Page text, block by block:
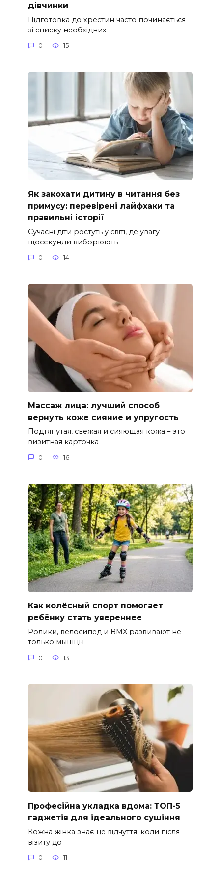
дівчинки
Підготовка до хрестин часто починається
зі списку необхідних
0 15
Як закохати дитину в читання без
примусу: перевірені лайфхаки та
правильні історії
Сучасні діти ростуть у світі, де увагу
щосекунди виборюють
0 14
Массаж лица: лучший способ
вернуть коже сияние и упругость
Подтянутая, свежая и сияющая кожа – это
визитная карточка
0 16
Как колёсный спорт помогает
ребёнку стать увереннее
Ролики, велосипед и BMX развивают не
только мышцы
0 13
Професійна укладка вдома: ТОП-5
гаджетів для ідеального сушіння
Кожна жінка знає це відчуття, коли після
візиту до
0 11